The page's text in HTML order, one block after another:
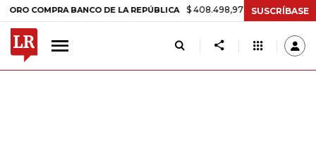
BANCO DE LA REPÚBLICA $ 408.498,97 +$ 8.753,81 +2,19%
SUSCRÍBASE